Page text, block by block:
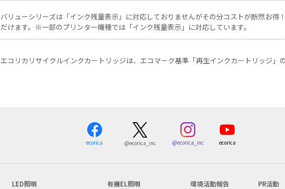
バリューシリーズは「インク残量表示」に対応しておりませんがその分コストが断然お得
だけます。※一部のプリンター機種では「インク残量表示」に対応しています。
エコリカリサイクルインクカートリッジは、エコマーク基準「再生インクカートリッジ」
ecorica @ecorica_inc @ecorica_inc ecorica
LED照明 有機EL照明 環境活動報告 PR活動